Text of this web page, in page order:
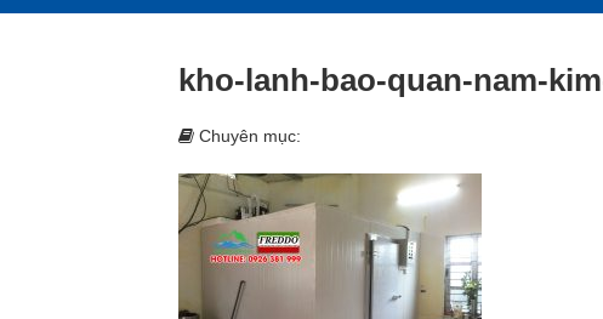
kho-lanh-bao-quan-nam-
Chuyên mục: